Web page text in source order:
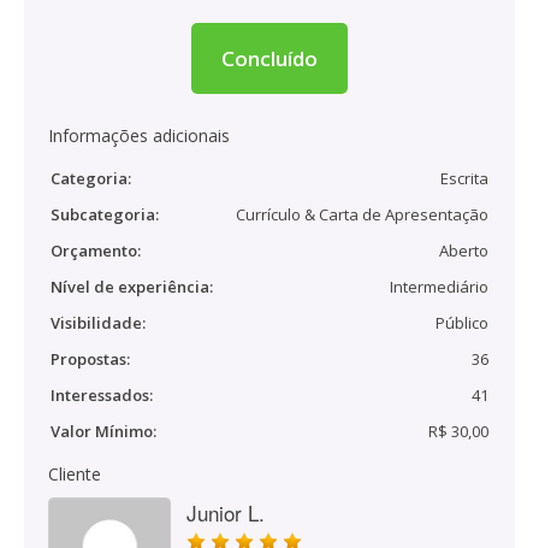
Concluído
Informações adicionais
Categoria:
Escrita
Subcategoria:
Currículo & Carta de Apresentação
Orçamento:
Aberto
Nível de experiência:
Intermediário
Visibilidade:
Público
Propostas:
36
Interessados:
41
Valor Mínimo:
R$ 30,00
Cliente
Junior L.